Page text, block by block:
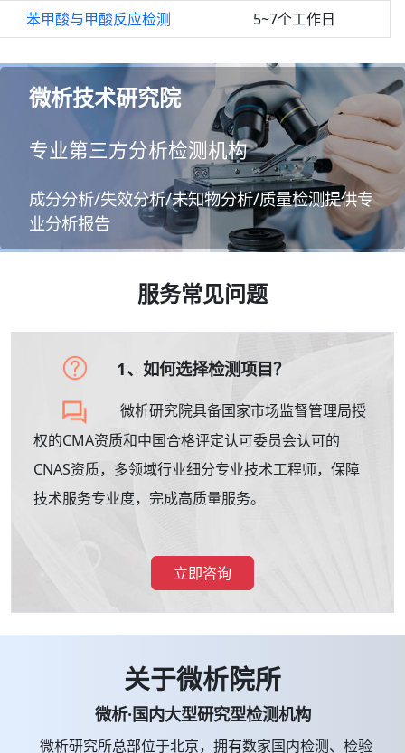
苯甲酸与甲酸反应检测 5~7个工作日
微析技术研究院
专业第三方分析检测机构
成分分析/失效分析/未知物分析/质量检测提供专
业分析报告
服务常见问题
1、如何选择检测项目？
微析研究院具备国家市场监督管理局授
权的CMA资质和中国合格评定认可委员会认可的
CNAS资质，多领域行业细分专业技术工程师，保障
技术服务专业度，完成高质量服务。
立即咨询
关于微析院所
微析·国内大型研究型检测机构
微析研究所总部位于北京，拥有数家国内检测、检验